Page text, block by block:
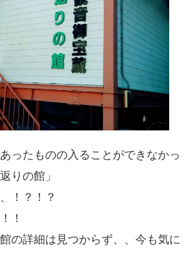
ったものの入ることができなかっ
りの館」
！？！？
！
の詳細は見つからず、、今も気に